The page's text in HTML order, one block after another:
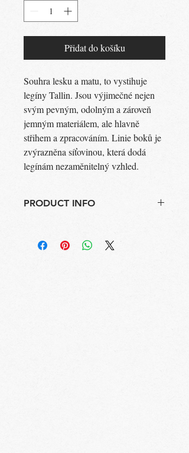
Přidat do košíku
Souhra lesku a matu, to vystihuje
legíny Tallin. Jsou výjimečné nejen
svým pevným, odolným a zároveň
jemným materiálem, ale hlavně
střihem a zpracováním. Linie boků je
zvýrazněna síťovinou, která dodá
legínám nezaměnitelný vzhled.
PRODUCT INFO
Složení: 79% Polyamid, 21% Elastan
Vyrobeno v ČR